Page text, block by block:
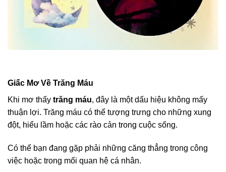
Giấc Mơ Về Trăng Máu
Khi mơ thấy trăng máu, đây là một dấu hiệu không mấy
thuận lợi. Trăng máu có thể tượng trưng cho những xung
đột, hiểu lầm hoặc các rào cản trong cuộc sống.
Có thể bạn đang gặp phải những căng thẳng trong công
việc hoặc trong mối quan hệ cá nhân.